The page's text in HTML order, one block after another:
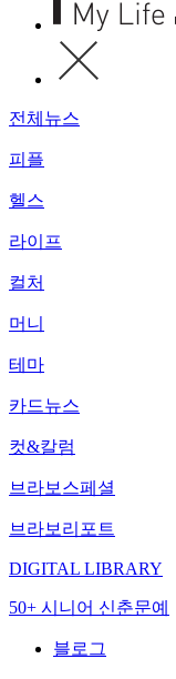
전체뉴스
피플
헬스
라이프
컬처
머니
테마
카드뉴스
컷&칼럼
브라보스페셜
브라보리포트
DIGITAL LIBRARY
50+ 시니어 신춘문예
블로그